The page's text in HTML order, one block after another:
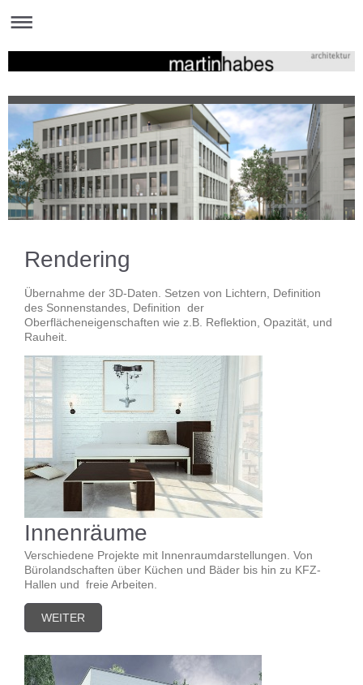
Rendering
Übernahme der 3D-Daten. Setzen von Lichtern, Definition
des Sonnenstandes, Definition der
Oberflächeneigenschaften wie z.B. Reflektion, Opazität, und
Rauheit.
Innenräume
Verschiedene Projekte mit Innenraumdarstellungen. Von
Bürolandschaften über Küchen und Bäder bis hin zu KFZ-
Hallen und freie Arbeiten.
WEITER